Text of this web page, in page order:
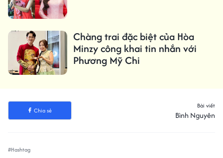
Chàng trai đặc biệt của Hòa
Minzy công khai tin nhắn với
Phương Mỹ Chi
Chia sẻ
Bài viết
Bình Nguyên
#Hashtag